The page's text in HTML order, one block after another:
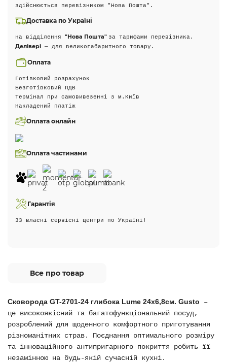
здійснюється перевізником "Нова Пошта".
Доставка по Україні
на відділення "Нова Пошта" за тарифами перевізника.
Делівері — для великогабаритного товару.
Оплата
Готівковий розрахунок
Безготівковий ПДВ
Термінал при самовивезенні з м.Київ
Накладений платіж
Оплата онлайн
Оплата частинами
Гарантія
33 власні сервісні центри по Україні!
Все про товар
Сковорода GT-2701-24 глибока Lume 24х6,8см. Gusto –
це високоякісний та багатофункціональний посуд,
розроблений для щоденного комфортного приготування
різноманітних страв. Поєднання оптимального розміру
та інноваційного антипригарного покриття робить її
незамінною на будь-якій сучасній кухні.